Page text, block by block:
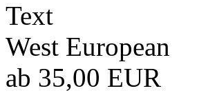
Text
West European
ab 35,00 EUR